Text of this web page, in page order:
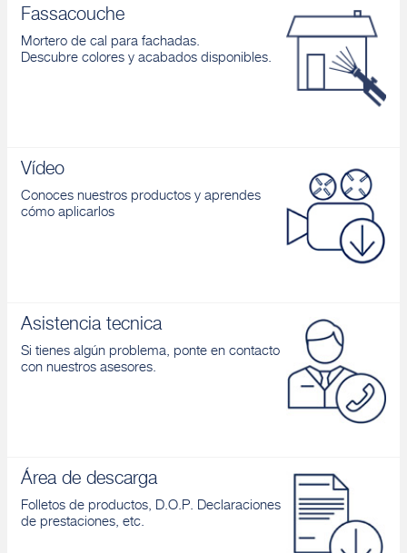
Fassacouche
Mortero de cal para fachadas.
Descubre colores y acabados disponibles.
Vídeo
Conoces nuestros productos y aprendes
cómo aplicarlos
Asistencia tecnica
Si tienes algún problema, ponte en contacto
con nuestros asesores.
Área de descarga
Folletos de productos, D.O.P. Declaraciones
de prestaciones, etc.